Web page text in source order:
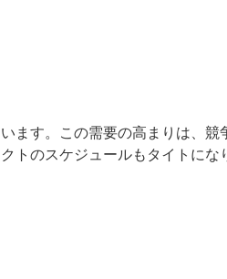
ます。この需要の高まりは、
トのスケジュールもタイトに